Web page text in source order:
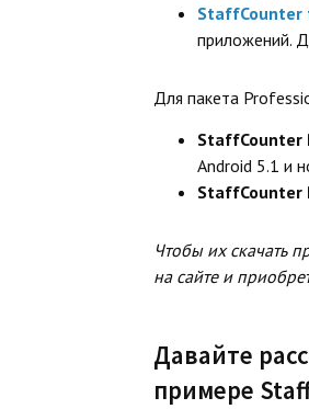
StaffCounter
приложений.
Для пакета
StaffCounter
Android 5.1 и
StaffCounter
Чтобы их скачать
на сайте и
Давайте
примере